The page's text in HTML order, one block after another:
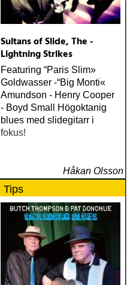
Sultans of Slide, The -
Lightning Strikes
Featuring “Paris Slim»
Goldwasser -“Big Monti«
Amundson - Henry Cooper
- Boyd Small Högoktanig
blues med slidegitarr i
fokus!
Håkan Olsson
Tips